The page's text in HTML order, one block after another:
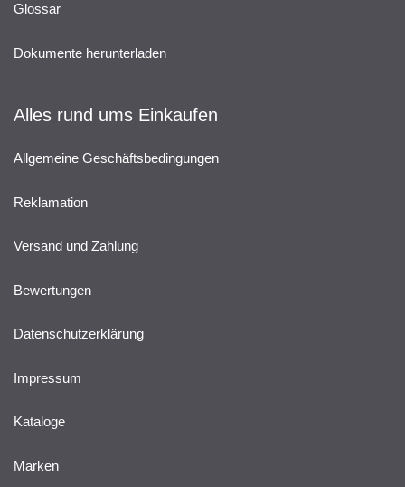
Glossar
Dokumente herunterladen
Alles rund ums Einkaufen
Allgemeine Geschäftsbedingungen
Reklamation
Versand und Zahlung
Bewertungen
Datenschutzerklärung
Impressum
Kataloge
Marken